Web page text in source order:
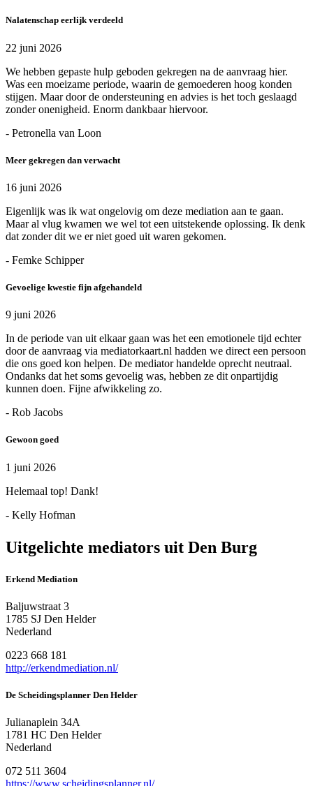
Nalatenschap eerlijk verdeeld
22 juni 2026
We hebben gepaste hulp geboden gekregen na de aanvraag hier.
Was een moeizame periode, waarin de gemoederen hoog konden
stijgen. Maar door de ondersteuning en advies is het toch geslaagd
zonder onenigheid. Enorm dankbaar hiervoor.
- Petronella van Loon
Meer gekregen dan verwacht
16 juni 2026
Eigenlijk was ik wat ongelovig om deze mediation aan te gaan.
Maar al vlug kwamen we wel tot een uitstekende oplossing. Ik denk
dat zonder dit we er niet goed uit waren gekomen.
- Femke Schipper
Gevoelige kwestie fijn afgehandeld
9 juni 2026
In de periode van uit elkaar gaan was het een emotionele tijd echter
door de aanvraag via mediatorkaart.nl hadden we direct een persoon
die ons goed kon helpen. De mediator handelde oprecht neutraal.
Ondanks dat het soms gevoelig was, hebben ze dit onpartijdig
kunnen doen. Fijne afwikkeling zo.
- Rob Jacobs
Gewoon goed
1 juni 2026
Helemaal top! Dank!
- Kelly Hofman
Uitgelichte mediators uit Den Burg
Erkend Mediation
Baljuwstraat 3
1785 SJ Den Helder
Nederland
0223 668 181
http://erkendmediation.nl/
De Scheidingsplanner Den Helder
Julianaplein 34A
1781 HC Den Helder
Nederland
072 511 3604